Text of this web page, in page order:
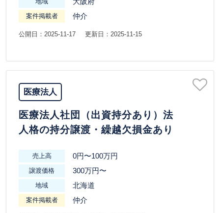
案件掲載者 仲介
公開日：2025-11-17 更新日：2025-11-15
医療法人
医療法人社団（出資持分あり）法
人格の持分譲渡・繰越欠損金あり
売上高 0円〜100万円
譲渡価格 300万円〜
地域 北海道
案件掲載者 仲介